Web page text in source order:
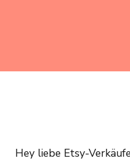
Hey liebe Etsy-